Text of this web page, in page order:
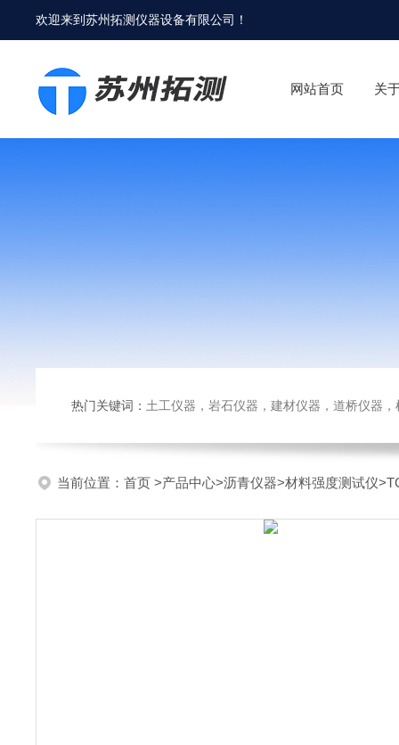
欢迎来到苏州拓测仪器设备有限公司 ！
网站首页 关
热门关键词： 土工仪器，岩石仪器，建材仪器，道桥仪器，检测
当前位置： 首页 >产品中心>沥青仪器>材料强度测试仪